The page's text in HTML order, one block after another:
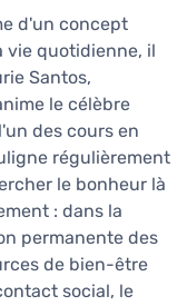
d'un concept
vie quotidienne, il
Santos,
le célèbre
des cours en
régulièrement
le bonheur là
: dans la
permanente des
de bien-être
social, le